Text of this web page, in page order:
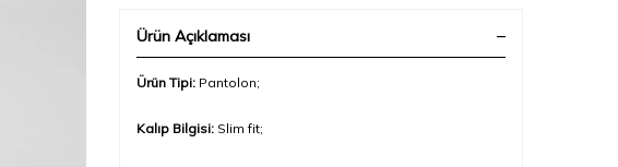
Ürün Açıklaması
Ürün Tipi: Pantolon;
Kalıp Bilgisi: Slim fit;